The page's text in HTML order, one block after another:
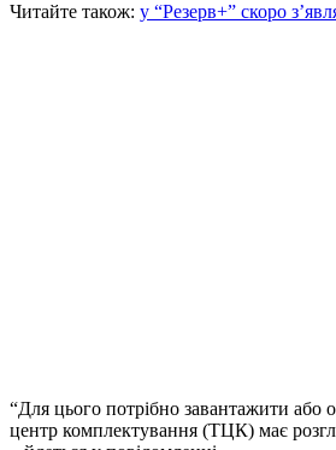
Читайте також: у “Резерв+” скоро
“Для цього потрібно завантажити або
центр комплектування (ТЦК) має